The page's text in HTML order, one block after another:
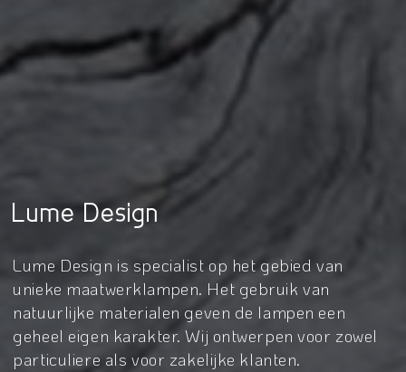
Lume Design
Lume Design is specialist op het gebied van
unieke maatwerklampen. Het gebruik van
natuurlijke materialen geven de lampen een
geheel eigen karakter. Wij ontwerpen voor zowel
particuliere als voor zakelijke klanten.